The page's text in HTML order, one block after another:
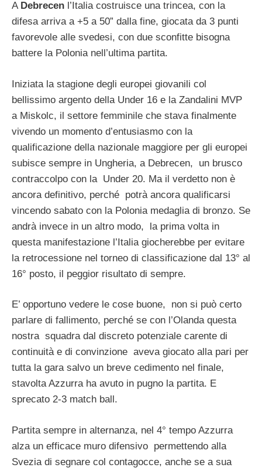
A Debrecen l’Italia costruisce una trincea, con la
difesa arriva a +5 a 50” dalla fine, giocata da 3 punti
favorevole alle svedesi, con due sconfitte bisogna
battere la Polonia nell’ultima partita.
Iniziata la stagione degli europei giovanili col
bellissimo argento della Under 16 e la Zandalini MVP
a Miskolc, il settore femminile che stava finalmente
vivendo un momento d’entusiasmo con la
qualificazione della nazionale maggiore per gli europei
subisce sempre in Ungheria, a Debrecen, un brusco
contraccolpo con la Under 20. Ma il verdetto non è
ancora definitivo, perché potrà ancora qualificarsi
vincendo sabato con la Polonia medaglia di bronzo. Se
andrà invece in un altro modo, la prima volta in
questa manifestazione l’Italia giocherebbe per evitare
la retrocessione nel torneo di classificazione dal 13° al
16° posto, il peggior risultato di sempre.
E’ opportuno vedere le cose buone, non si può certo
parlare di fallimento, perché se con l’Olanda questa
nostra squadra dal discreto potenziale carente di
continuità e di convinzione aveva giocato alla pari per
tutta la gara salvo un breve cedimento nel finale,
stavolta Azzurra ha avuto in pugno la partita. E
sprecato 2-3 match ball.
Partita sempre in alternanza, nel 4° tempo Azzurra
alza un efficace muro difensivo permettendo alla
Svezia di segnare col contagocce, anche se a sua